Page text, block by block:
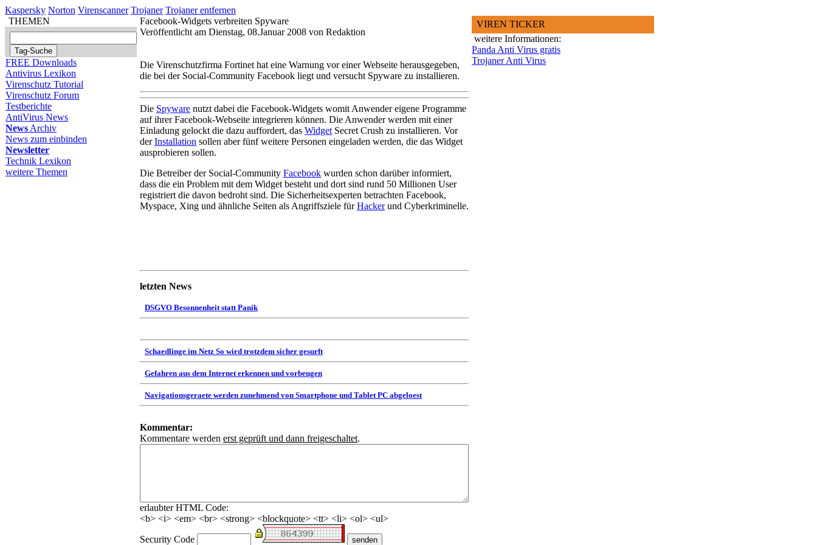
Kaspersky Norton Virenscanner Trojaner Trojaner entfernen
THEMEN
FREE Downloads
Antivirus Lexikon
Virenschutz Tutorial
Virenschutz Forum
Testberichte
AntiVirus News
News Archiv
News zum einbinden
Newsletter
Technik Lexikon
weitere Themen
Facebook-Widgets verbreiten Spyware
Veröffentlicht am Dienstag, 08.Januar 2008 von Redaktion
Die Virenschutzfirma Fortinet hat eine Warnung vor einer Webseite herausgegeben,
die bei der Social-Community Facebook liegt und versucht Spyware zu installieren.
Die Spyware nutzt dabei die Facebook-Widgets womit Anwender eigene Programme
auf ihrer Facebook-Webseite integrieren können. Die Anwender werden mit einer
Einladung gelockt die dazu auffordert, das Widget Secret Crush zu installieren. Vor
derInstallation sollen aber fünf weitere Personen eingeladen werden, die das Widget
ausprobieren sollen.
Die Betreiber der Social-Community Facebook wurden schon darüber informiert,
dass die ein Problem mit dem Widget besteht und dort sind rund 50 Millionen User
registriert die davon bedroht sind. Die Sicherheitsexperten betrachten Facebook,
Myspace, Xing und ähnliche Seiten als Angriffsziele fürHackerund Cyberkriminelle.
letzten News
DSGVO Besonnenheit statt Panik
Schaedlinge im Netz So wird trotzdem sicher gesurft
Gefahren aus dem Internet erkennen und vorbeugen
Navigationsgeraete werden zunehmend von Smartphone und Tablet PC abgeloest
Kommentar:
Kommentare werden erst geprüft und dann freigeschaltet.
erlaubter HTML Code:
<b> <i> <em> <br> <strong> <blockquote> <tt> <li> <ol> <ul>
Security Code
VIREN TICKER
weitere Informationen:
Panda Anti Virus gratis
Trojaner Anti Virus